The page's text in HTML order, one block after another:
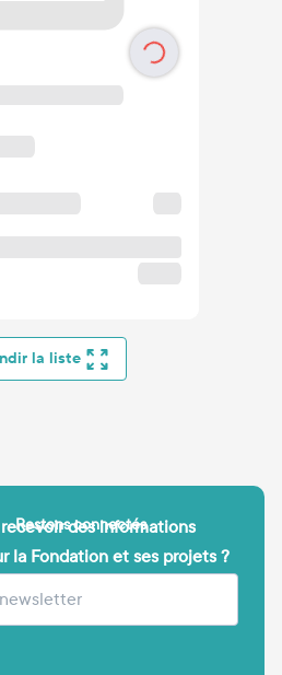
la liste
des informations
la Fondation et ses projets ?
(obligatoire)
Restons connectés